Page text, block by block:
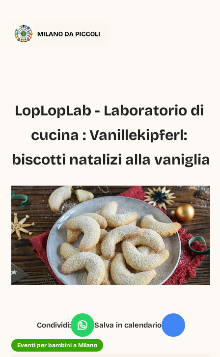
LopLopLab - Laboratorio di
cucina : Vanillekipferl:
biscotti natalizi alla vaniglia
Condividi: Salva in calendario
Eventi per bambini a Milano